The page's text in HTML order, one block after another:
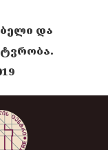
და